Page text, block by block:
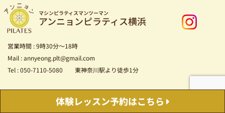
体験レッスン予約はこちら
マシンピラティスマンツーマン
アンニョンピラティス横浜
営業時間 : 9時30分～18時
Mail : annyeong.plt@gmail.com
Tel : 050-7110-5080 東神奈川駅より徒歩1分
Copyright © 2026 マシンピラティス マンツーマン アンニョンピラティス横浜